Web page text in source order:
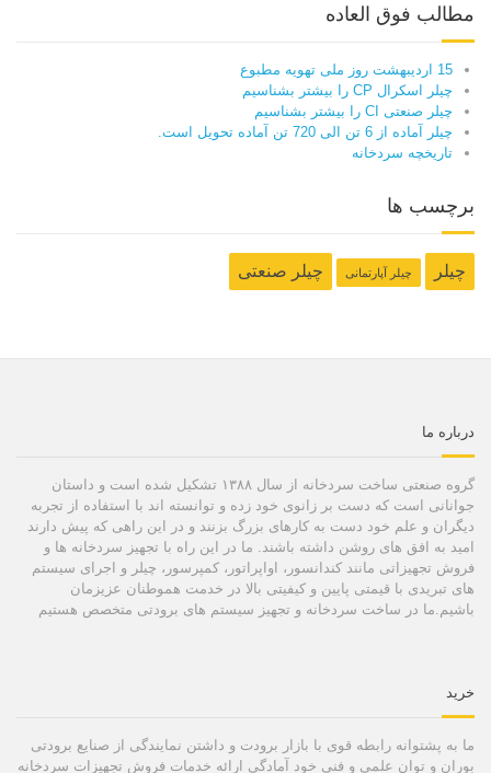
مطالب فوق العاده
15 اردیبهشت روز ملی تهویه مطبوع
چیلر اسکرال CP را بیشتر بشناسیم
چیلر صنعتی CI را بیشتر بشناسیم
چیلر آماده از 6 تن الی 720 تن آماده تحویل است.
تاریخچه سردخانه
برچسب ها
چیلر چیلر آپارتمانی چیلر صنعتی
درباره ما
گروه صنعتی ساخت سردخانه از سال ۱۳۸۸ تشکیل شده است و داستان
جوانانی است که دست بر زانوی خود زده و توانسته اند با استفاده از تجربه
دیگران و علم خود دست به کارهای بزرگ بزنند و در این راهی که پیش دارند
امید به افق های روشن داشته باشند. ما در این راه با تجهیز سردخانه ها و
فروش تجهیزاتی مانند کندانسور، اواپراتور، کمپرسور، چیلر و اجرای سیستم
های تبریدی با قیمتی پایین و کیفیتی بالا در خدمت هموطنان عزیزمان
باشیم.ما در ساخت سردخانه و تجهیز سیستم های برودتی متخصص هستیم
خرید
ما به پشتوانه رابطه قوی با بازار برودت و داشتن نمایندگی از صنایع برودتی
بوران و توان علمی و فنی خود آمادگی ارائه خدمات فروش تجهیزات سردخانه